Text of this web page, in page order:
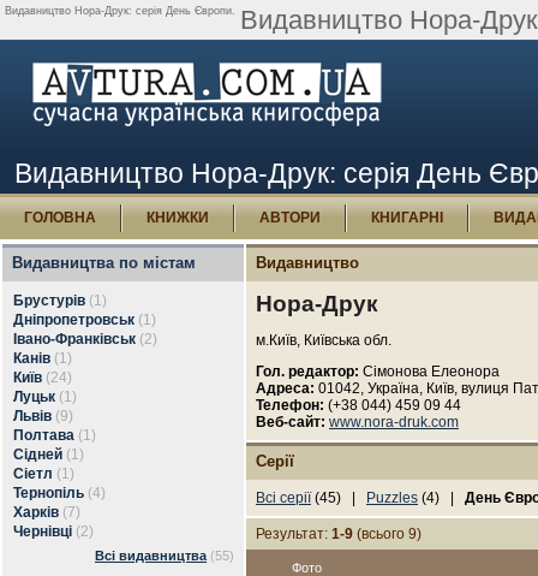
Видавництво Нора-Друк: серія День Європи. Видавництво Нора-
Видавництво Нора-Друк: серія День
ГОЛОВНА КНИЖКИ АВТОРИ КНИГАРНІ
Видавництва по містам
Брустурів (1)
Дніпропетровськ (1)
Івано-Франківськ (2)
Канів (1)
Київ (24)
Луцьк (1)
Львів (9)
Полтава (1)
Сідней (1)
Сіетл (1)
Тернопіль (4)
Харків (7)
Чернівці (2)
Всі видавництва (55)
Видавництво
Нора-Друк
м.Київ, Київська обл.
Гол. редактор: Сімонова Елеонора
Адреса: 01042, Україна, Київ, вулиця
Телефон: (+38 044) 459 09 44
Веб-сайт: www.nora-druk.com
Серії
Всі серії(45) | Puzzles (4) | День
Результат: 1-9 (всього 9)
Фото